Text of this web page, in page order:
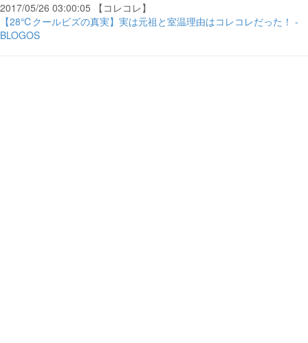
2017/05/26 03:00:05 【コレコレ】
【28℃クールビズの真実】実は元祖と室温理由はコレコレだった！ -
BLOGOS